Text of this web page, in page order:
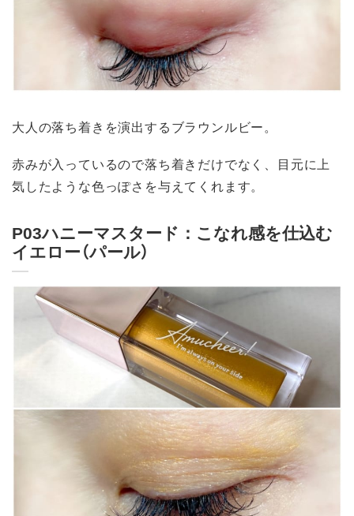
大人の落ち着きを演出するブラウンルビー。
赤みが入っているので落ち着きだけでなく、目元に上
気したような色っぽさを与えてくれます。
P03ハニーマスタード：こなれ感を仕込む
イエロー（パール）